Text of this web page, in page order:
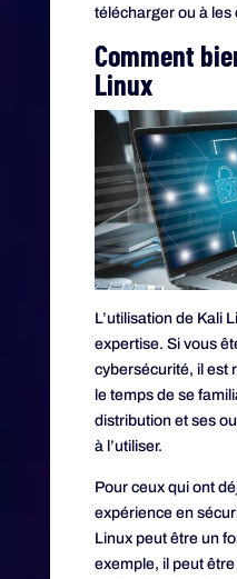
télécharger ou à les
Comment
Linux
L’utilisation de Kali
expertise. Si vous
cybersécurité, il est
le temps de se
distribution et ses
à l’utiliser.
Pour ceux qui ont
expérience en
Linux peut être un
exemple, il peut